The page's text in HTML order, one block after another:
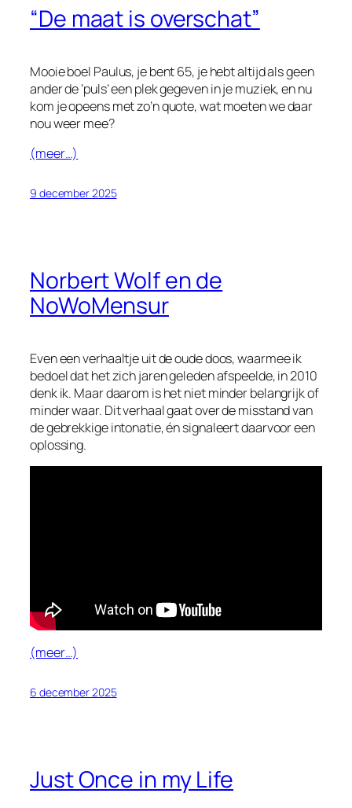
“De maat is overschat”
Mooie boel Paulus, je bent 65, je hebt altijd als geen
ander de ‘puls’ een plek gegeven in je muziek, en nu
kom je opeens met zo’n quote, wat moeten we daar
nou weer mee?
(meer…)
9 december 2025
Norbert Wolf en de
NoWoMensur
Even een verhaaltje uit de oude doos, waarmee ik
bedoel dat het zich jaren geleden afspeelde, in 2010
denk ik. Maar daarom is het niet minder belangrijk of
minder waar. Dit verhaal gaat over de misstand van
de gebrekkige intonatie, én signaleert daarvoor een
oplossing.
(meer…)
6 december 2025
Just Once in my Life